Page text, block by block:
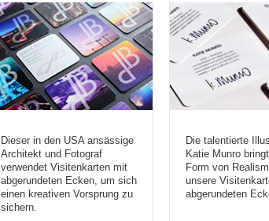
Dieser in den USA ansässige
Architekt und Fotograf
verwendet Visitenkarten mit
abgerundeten Ecken, um sich
einen kreativen Vorsprung zu
sichern.
Die talentierte
Katie Munro
Form von
unsere
abgerundeten